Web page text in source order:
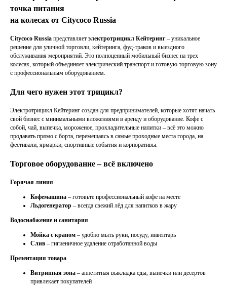
точка питания
на колесах от Citycoco Russia
Citycoco Russia представляет электротрицикл Кейтеринг– уникальное
решение для уличной торговли, кейтеринга, фуд-траков и выездного
обслуживания мероприятий. Это полноценный мобильный бизнес на трех
колесах, который объединяет электрический транспорт и готовую торговую зону
с профессиональным оборудованием.
Для чего нужен этот трицикл?
Электротрицикл Кейтеринг создан для предпринимателей, которые хотят начать
свой бизнес с минимальными вложениями в аренду и оборудование. Кофе с
собой, чай, выпечка, мороженое, прохладительные напитки – всё это можно
продавать прямо с борта, перемещаясь в самые проходные места города, на
фестивали, ярмарки, спортивные события и корпоративы.
Торговое оборудование – всё включено
Горячая линия
Кофемашина – готовьте профессиональный кофе на месте
Льдогенератор – всегда свежий лёд для напитков в жару
Водоснабжение и санитария
Мойка с краном – удобно мыть руки, посуду, инвентарь
Слив – гигиеничное удаление отработанной воды
Презентация товара
Витринная зона – аппетитная выкладка еды, выпечки или десертов
привлекает покупателей